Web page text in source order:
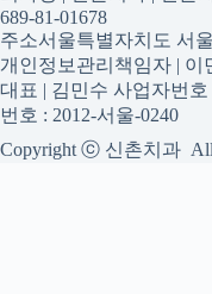
689-81-01678
주소서울특별자치도 서
개인정보관리책임자 | 이
대표 | 김민수 사업자번호
번호 : 2012-서울-0240
Copyright ⓒ 신촌치과 All